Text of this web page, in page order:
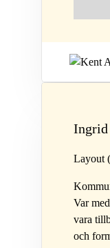
Ingrid
Layout
Var
vara
och